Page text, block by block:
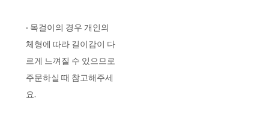
· 목걸이의 경우 개인의
체형에 따라 길이감이 다
르게 느껴질 수 있으므로
주문하실 때 참고해주세
요.